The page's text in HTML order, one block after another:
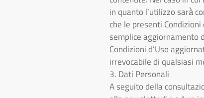
in quanto l’utilizzo sarà̀
che le presenti
semplice aggiornamento
Condizioni d’Uso
irrevocabile di qualsiasi
3. Dati Personali
A seguito della